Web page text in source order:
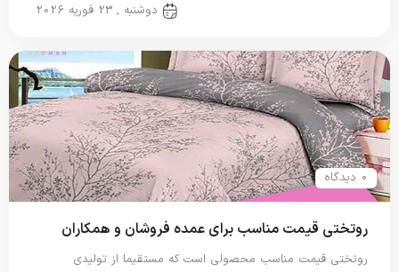
دوشنبه , 23 فوریه 2026
0 دیدگاه
روتختی قیمت مناسب برای عمده فروشان و همکاران
روتختی قیمت مناسب محصولی است که مستقیما از تولیدی